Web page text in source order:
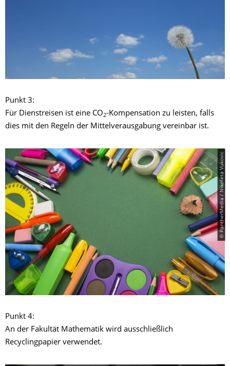
Punkt 3:
Für Dienstreisen ist eine CO2-Kompensation zu leisten, falls
dies mit den Regeln der Mittelverausgabung vereinbar ist.
© PantherMedia / Nikoleta Vukovic
Punkt 4:
An der Fakultät Mathematik wird ausschließlich
Recyclingpapier verwendet.